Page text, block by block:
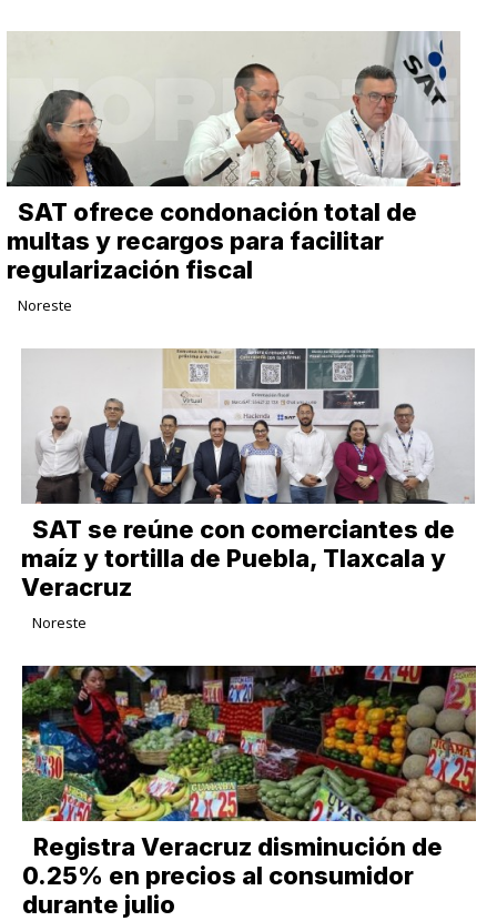
SAT ofrece condonación total de
multas y recargos para facilitar
regularización fiscal
Noreste
SAT se reúne con comerciantes de
maíz y tortilla de Puebla, Tlaxcala y
Veracruz
Noreste
Registra Veracruz disminución de
0.25% en precios al consumidor
durante julio